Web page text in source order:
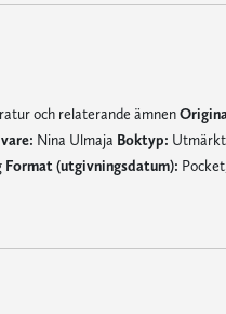
och relaterande ämnen
Nina Ulmaja Boktyp:
Format (utgivningsdatum):